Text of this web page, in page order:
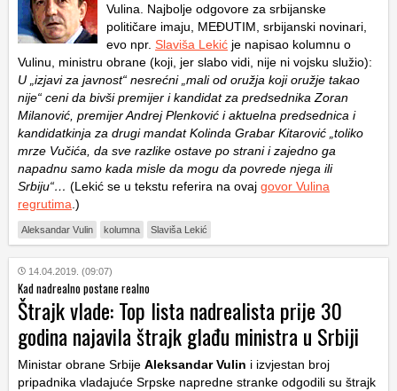
Vulina. Najbolje odgovore za srbijanske
političare imaju, MEĐUTIM, srbijanski novinari,
evo npr. Slaviša Lekić je napisao kolumnu o
Vulinu, ministru obrane (koji, jer slabo vidi, nije ni vojsku služio):
U „izjavi za javnost“ nesrećni „mali od oružja koji oružje takao
nije“ ceni da bivši premijer i kandidat za predsednika Zoran
Milanović, premijer Andrej Plenković i aktuelna predsednica i
kandidatkinja za drugi mandat Kolinda Grabar Kitarović „toliko
mrze Vučića, da sve razlike ostave po strani i zajedno ga
napadnu samo kada misle da mogu da povrede njega ili
Srbiju“… (Lekić se u tekstu referira na ovaj govor Vulina
regrutima .)
Aleksandar Vulin kolumna Slaviša Lekić
14.04.2019. (09:07)
Kad nadrealno postane realno
Štrajk vlade: Top lista nadrealista prije 30
godina najavila štrajk glađu ministra u Srbiji
Ministar obrane Srbije Aleksandar Vulin i izvjestan broj
pripadnika vladajuće Srpske napredne stranke odgodili su štrajk